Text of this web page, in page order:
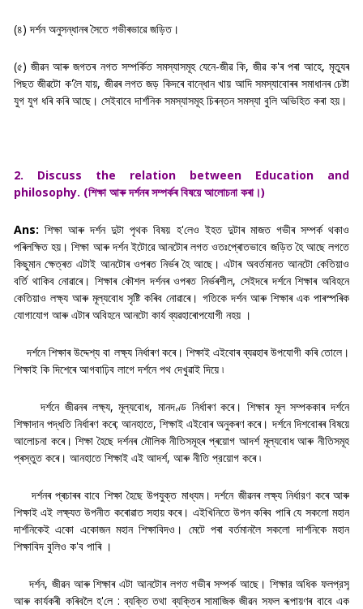
(৪) দৰ্শন অনুসন্ধানৰ সৈতে গভীৰভাৱে জড়িত।
(৫) জীৱন আৰু জগতৰ নগত সম্পৰ্কিত সমস্যাসমূহ যেনে-জীৱ কি, জীৱ ক'ৰ পৰা আহে, মৃত্যুৰ
পিছত জীৱটো ক'লৈ যায়, জীৱৰ লগত জড় কিদৰে বান্ধোন খায় আদি সমস্যাবোৰৰ সমাধানৰ চেষ্টা
যুগ যুগ ধৰি কৰি আছে। সেইবাবে দাৰ্শনিক সমস্যাসমূহ চিৰন্তন সমস্যা বুলি অভিহিত কৰা হয়।
2. Discuss the relation between Education and
philosophy. (শিক্ষা আৰু দৰ্শনৰ সম্পৰ্কৰ বিষয়ে আলোচনা কৰা।)
Ans:শিক্ষা আৰু দৰ্শন দুটা পৃথক বিষয় হ'লেও ইহত দুটাৰ মাজত গভীৰ সম্পর্ক থকাও
পৰিলক্ষিত হয়। শিক্ষা আৰু দৰ্শন ইটোৱে আনটোৰ লগত ওতঃপ্ৰোতভাবে জড়িত হৈ আছে লগতে
কিছুমান ক্ষেত্ৰত এটাই আনটোৰ ওপৰত নিৰ্ভৰ হৈ আছে। এটাৰ অবৰ্তমানত আনটো কেতিয়াও
বৰ্তি থাকিব নোৱাৰে। শিক্ষাৰ কৌশল দৰ্শনৰ ওপৰত নিৰ্ভৰশীল, সেইদৰে দৰ্শনে শিক্ষাৰ অবিহনে
কেতিয়াও লক্ষ্য আৰু মূল্যবোধ সৃষ্টি কৰিব নোৱাৰে। গতিকে দৰ্শন আৰু শিক্ষাৰ এক পাৰস্পৰিক
যোগাযোগ আৰু এটাৰ অবিহনে আনটো কাৰ্য ব্যৱহাৰোপযোগী নহয় ।
দৰ্শনে শিক্ষাৰ উদ্দেশ্য বা লক্ষ্য নিৰ্ধাৰণ কৰে। শিক্ষাই এইবোৰ ব্যৱহাৰ উপযোগী কৰি তোলে।
শিক্ষাই কি দিশেৰে আগবাঢ়িব লাগে দর্শনে পথ দেখুৱাই দিয়ে ৷
দৰ্শনে জীৱনৰ লক্ষ্য, মূল্যবোধ, মানদণ্ড নিৰ্ধাৰণ কৰে। শিক্ষাৰ মূল সম্পককাৰ দর্শনে
শিক্ষাদান পদ্ধতি নিৰ্ধাৰণ কৰে; আনহাতে, শিক্ষাই এইবোৰ অনুকৰণ কৰে। দর্শনে দিশবোৰৰ বিষয়ে
আলোচনা কৰে। শিক্ষা হৈছে দৰ্শনৰ মৌলিক নীতিসমূহৰ প্ৰয়োগ আদর্শ মূল্যবোধ আৰু নীতিসমূহ
প্ৰস্তুত কৰে। আনহাতে শিক্ষাই এই আদর্শ, আৰু নীতি প্রয়োগ কৰে ৷
দৰ্শনৰ প্ৰচাৰৰ বাবে শিক্ষা হৈছে উপযুক্ত মাধ্যম। দৰ্শনে জীৱনৰ লক্ষ্য নির্ধারণ কৰে আৰু
শিক্ষাই এই লক্ষ্যত উপনীত কৰোৱাত সহায় কৰে। এইখিনিতে উপন কৰিব পাৰি যে সকলো মহান
দার্শনিকেই একো একোজন মহান শিক্ষাবিদও। মেটে পৰা বৰ্তমানলৈ সকলো দার্শনিকে মহান
শিক্ষাবিদ বুলিও ক'ব পাৰি ।
দৰ্শন, জীৱন আৰু শিক্ষাৰ এটা আনটোৰ লগত গভীৰ সম্পৰ্ক আছে। শিক্ষার অধিক ফলপ্রসূ
আৰু কাৰ্যকৰী কৰিবলৈ হ'লে : ব্যক্তি তথা ব্যক্তিৰ সামাজিক জীৱন সফল ৰূপায়ণৰ বাবে এক